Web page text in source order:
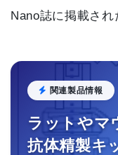
Nano誌に掲載され
関連製品情報
ラットやマ
抗体精製キ